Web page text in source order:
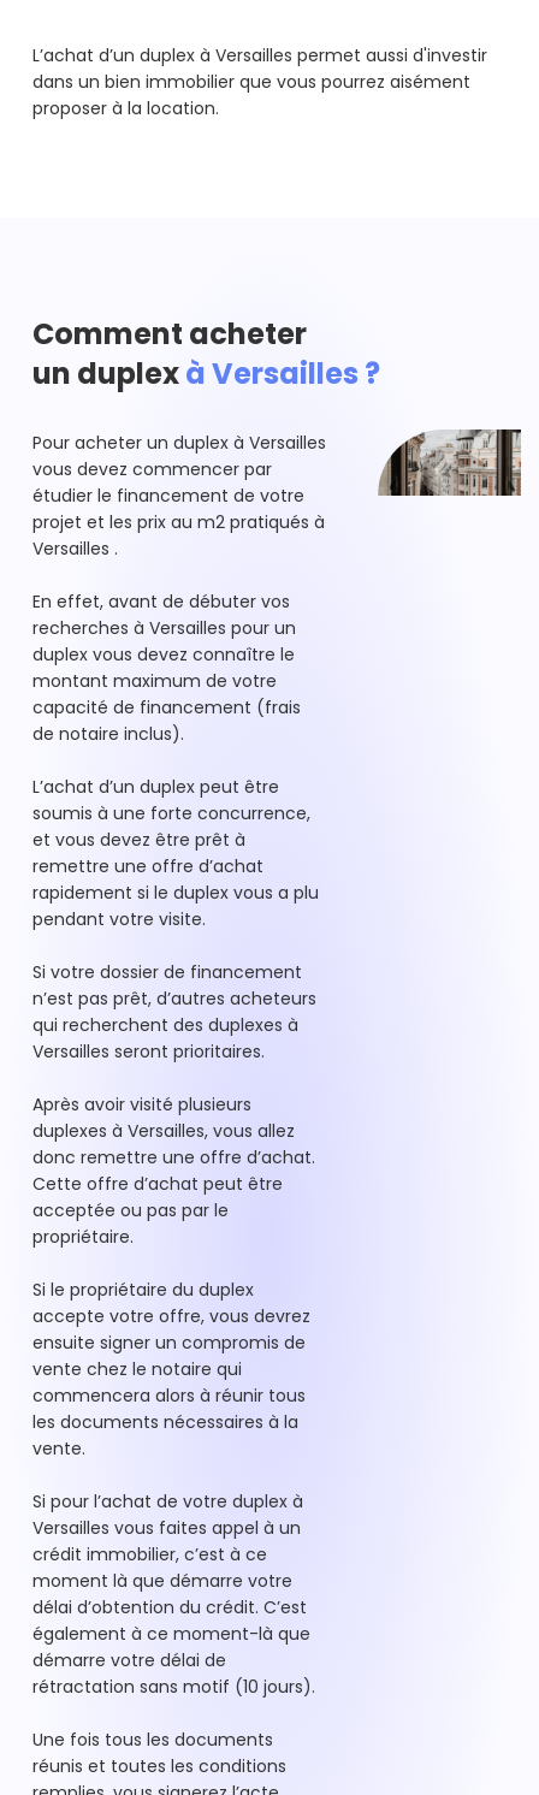
L’achat d’un duplex à Versailles permet aussi d'investir
dans un bien immobilier que vous pourrez aisément
proposer à la location.
Comment acheter
un duplexà Versailles ?
Pour acheter un duplex à Versailles
vous devez commencer par
étudier le financement de votre
projet et les prix au m2 pratiqués à
Versailles .
En effet, avant de débuter vos
recherches à Versailles pour un
duplex vous devez connaître le
montant maximum de votre
capacité de financement (frais
de notaire inclus).
L’achat d’un duplex peut être
soumis à une forte concurrence,
et vous devez être prêt à
remettre une offre d’achat
rapidement si le duplex vous a plu
pendant votre visite.
Si votre dossier de financement
n’est pas prêt, d’autres acheteurs
qui recherchent des duplexes à
Versailles seront prioritaires.
Après avoir visité plusieurs
duplexes à Versailles, vous allez
donc remettre une offre d’achat.
Cette offre d’achat peut être
acceptée ou pas par le
propriétaire.
Si le propriétaire du duplex
accepte votre offre, vous devrez
ensuite signer un compromis de
vente chez le notaire qui
commencera alors à réunir tous
les documents nécessaires à la
vente.
Si pour l’achat de votre duplex à
Versailles vous faites appel à un
crédit immobilier, c’est à ce
moment là que démarre votre
délai d’obtention du crédit. C’est
également à ce moment-là que
démarre votre délai de
rétractation sans motif (10 jours).
Une fois tous les documents
réunis et toutes les conditions